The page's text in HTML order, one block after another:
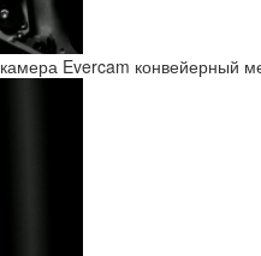
Evercam конвейерный